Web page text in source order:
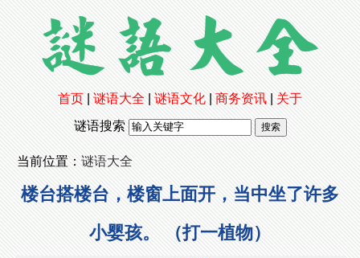
首页 谜语大全 谜语文化 商务资讯
关于
谜语搜索
当前位置： 谜语大全
楼台搭楼台，楼窗上面开，当中坐了许多
小婴孩。 （打一植物）